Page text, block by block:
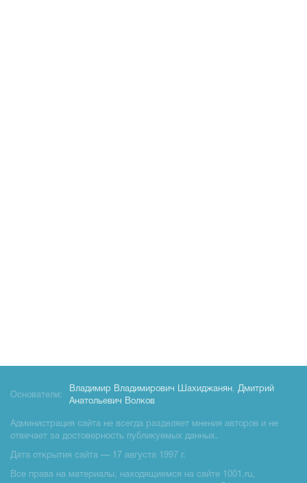
Основатели:
Владимир Владимирович Шахиджанян, Дмитрий
Анатольевич Волков
Администрация сайта не всегда разделяет мнения авторов и не
отвечает за достоверность публикуемых данных.
Дата открытия сайта — 17 августа 1997 г.
Все права на материалы, находящиемся на сайте 1001.ru,